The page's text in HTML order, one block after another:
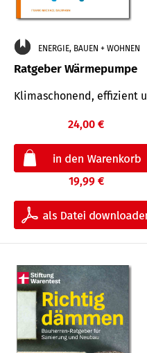
ENERGIE, BAUEN + WOHNEN
Ratgeber Wärmepumpe
Klimaschonend, effizient
24,00 €
19,99 €